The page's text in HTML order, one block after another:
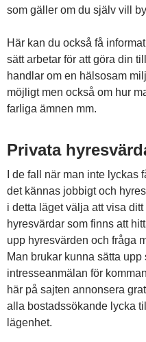
som gäller om du själv vill
Här kan du också få
sätt arbetar för att göra din
handlar om en hälsosam
möjligt men också om hur
farliga ämnen mm.
Privata
I de fall när man inte
det kännas jobbigt och
i detta läget välja att visa
hyresvärdar som finns att
upp hyresvärden och fråga
Man brukar kunna sätta
intresseanmälan för
här på sajten annonsera
alla bostadssökande lycka
lägenhet.